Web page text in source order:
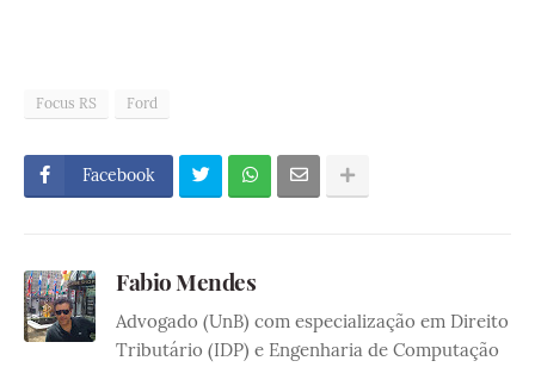
Focus RS Ford
Facebook
Fabio Mendes
Advogado (UnB) com especialização em Direito
Tributário (IDP) e Engenharia de Computação